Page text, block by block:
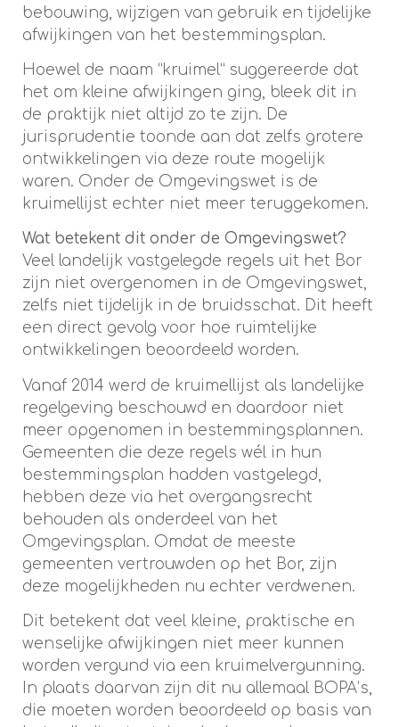
bebouwing, wijzigen van gebruik en tijdelijke
afwijkingen van het bestemmingsplan.
Hoewel de naam “kruimel” suggereerde dat
het om kleine afwijkingen ging, bleek dit in
de praktijk niet altijd zo te zijn. De
jurisprudentie toonde aan dat zelfs grotere
ontwikkelingen via deze route mogelijk
waren. Onder de Omgevingswet is de
kruimellijst echter niet meer teruggekomen.
Wat betekent dit onder de Omgevingswet?
Veel landelijk vastgelegde regels uit het Bor
zijn niet overgenomen in de Omgevingswet,
zelfs niet tijdelijk in de bruidsschat. Dit heeft
een direct gevolg voor hoe ruimtelijke
ontwikkelingen beoordeeld worden.
Vanaf 2014 werd de kruimellijst als landelijke
regelgeving beschouwd en daardoor niet
meer opgenomen in bestemmingsplannen.
Gemeenten die deze regels wél in hun
bestemmingsplan hadden vastgelegd,
hebben deze via het overgangsrecht
behouden als onderdeel van het
Omgevingsplan. Omdat de meeste
gemeenten vertrouwden op het Bor, zijn
deze mogelijkheden nu echter verdwenen.
Dit betekent dat veel kleine, praktische en
wenselijke afwijkingen niet meer kunnen
worden vergund via een kruimelvergunning.
In plaats daarvan zijn dit nu allemaal BOPA’s,
die moeten worden beoordeeld op basis van